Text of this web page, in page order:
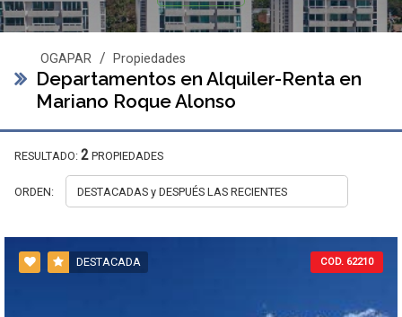
OGAPAR / Propiedades
Departamentos en Alquiler-Renta en
Mariano Roque Alonso
RESULTADO: 2 PROPIEDADES
ORDEN:
DESTACADA COD. 62210